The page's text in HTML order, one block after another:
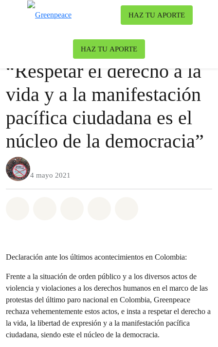
HAZ TU APORTE
HAZ TU APORTE
Uncategorized
“Respetar el derecho a la
vida y a la manifestación
pacífica ciudadana es el
núcleo de la democracia”
4 mayo 2021
Declaración ante los últimos acontecimientos en Colombia:
Frente a la situación de orden público y a los diversos actos de
violencia y violaciones a los derechos humanos en el marco de las
protestas del último paro nacional en Colombia, Greenpeace
rechaza vehementemente estos actos, e insta a respetar el derecho a
la vida, la libertad de expresión y a la manifestación pacífica
ciudadana, siendo este el núcleo de la democracia.